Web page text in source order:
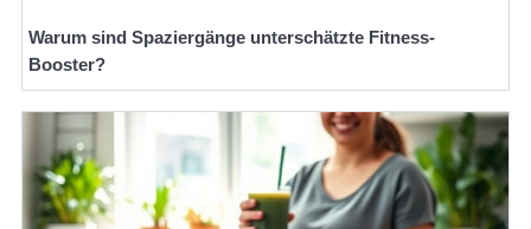
Warum sind Spaziergänge unterschätzte Fitness-
Booster?